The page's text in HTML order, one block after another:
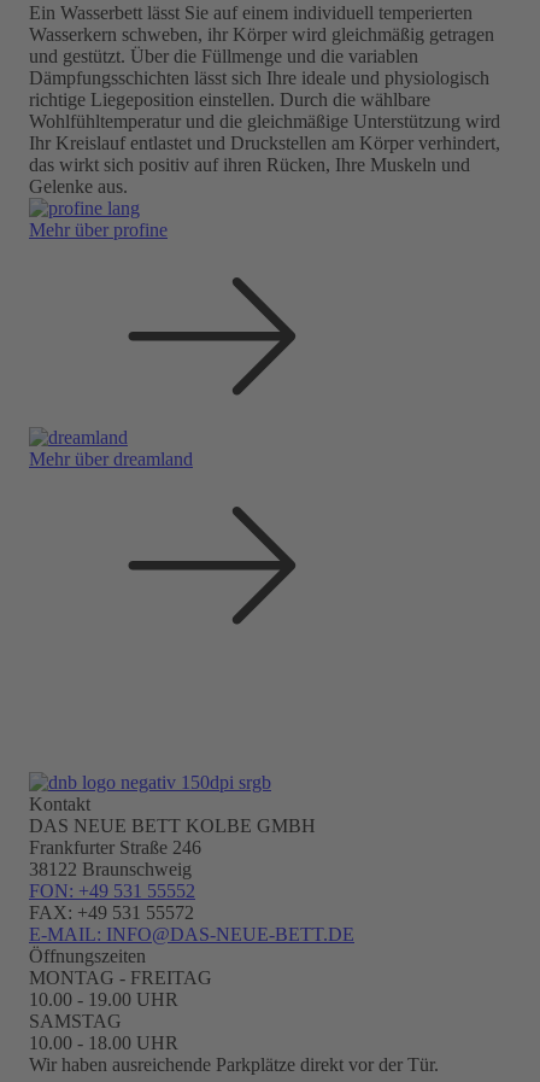
Ein Wasserbett lässt Sie auf einem individuell temperierten
Wasserkern schweben, ihr Körper wird gleichmäßig getragen
und gestützt. Über die Füllmenge und die variablen
Dämpfungsschichten lässt sich Ihre ideale und physiologisch
richtige Liegeposition einstellen. Durch die wählbare
Wohlfühltemperatur und die gleichmäßige Unterstützung wird
Ihr Kreislauf entlastet und Druckstellen am Körper verhindert,
das wirkt sich positiv auf ihren Rücken, Ihre Muskeln und
Gelenke aus.
Mehr über profine
Mehr über dreamland
Kontakt
DAS NEUE BETT KOLBE GMBH
Frankfurter Straße 246
38122 Braunschweig
FON: +49 531 55552
FAX: +49 531 55572
E-MAIL: INFO@DAS-NEUE-BETT.DE
Öffnungszeiten
MONTAG - FREITAG
10.00 - 19.00 UHR
SAMSTAG
10.00 - 18.00 UHR
Wir haben ausreichende Parkplätze direkt vor der Tür.